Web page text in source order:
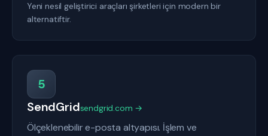
Yeni nesil geliştirici araçları şirketleri için modern bir
alternatiftir.
5
SendGridsendgrid.com →
Ölçeklenebilir e-posta altyapısı. İşlem ve